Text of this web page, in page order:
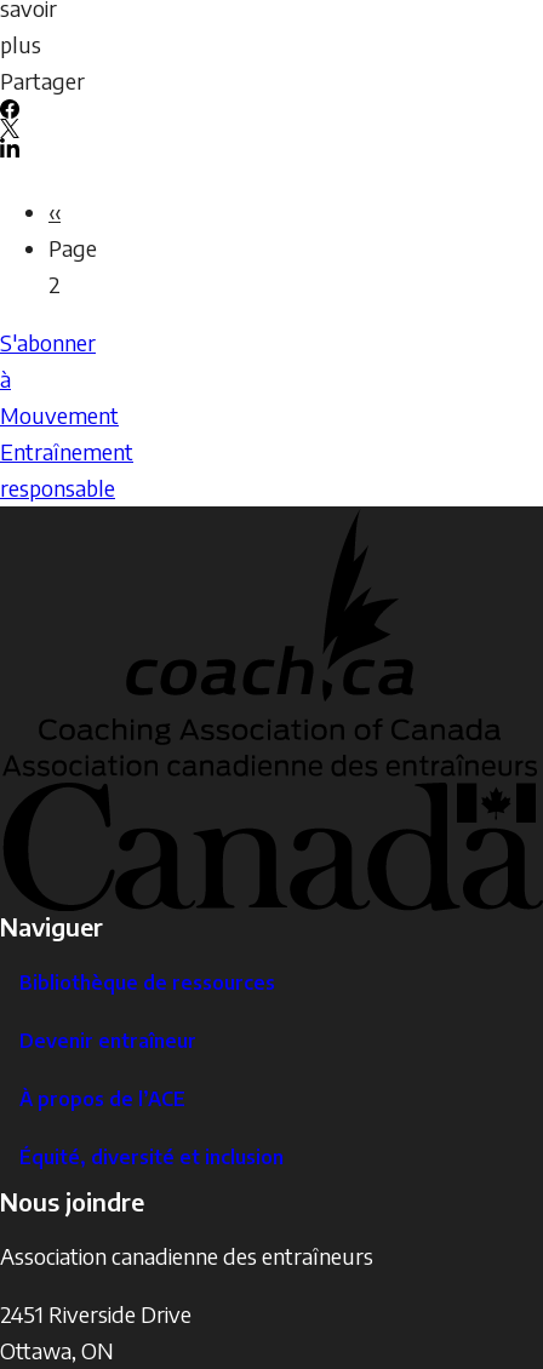
communications
électroniques
et
l’utilisation
des
sociaux
savoir
plus
sur
MER
Règle
deux
Infographie
Partager
Facebook
X
icon
Pagination
Page
précédente
‹‹
Page
2
S'abonner
à
Mouvement
Entraînement
responsable
Naviguer
Bibliothèque de ressources
Devenir entraîneur
À propos de l’ACE
Équité, diversité et inclusion
Nous joindre
Association canadienne des entraîneurs
2451 Riverside Drive
Ottawa, ON